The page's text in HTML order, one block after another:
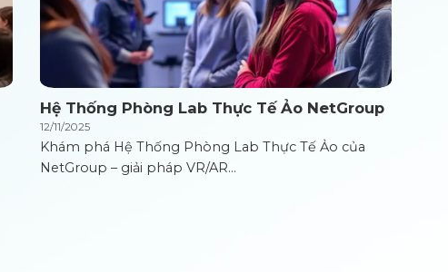
Hệ Thống Phòng Lab Thực Tế Ảo NetGroup
12/11/2025
Khám phá Hệ Thống Phòng Lab Thực Tế Ảo của
NetGroup – giải pháp VR/AR...